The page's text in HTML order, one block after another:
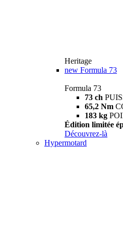
Heritage
new Formula 73
Formula 73
73 ch
65,2 Nm
183 kg
Édition limitée
Découvrez-là
Hypermotard